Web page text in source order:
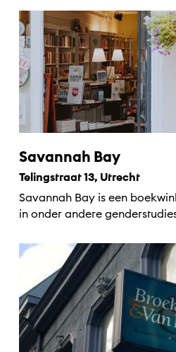
Savannah Bay
Telingstraat 13, Utrecht
Savannah Bay is een
in onder andere